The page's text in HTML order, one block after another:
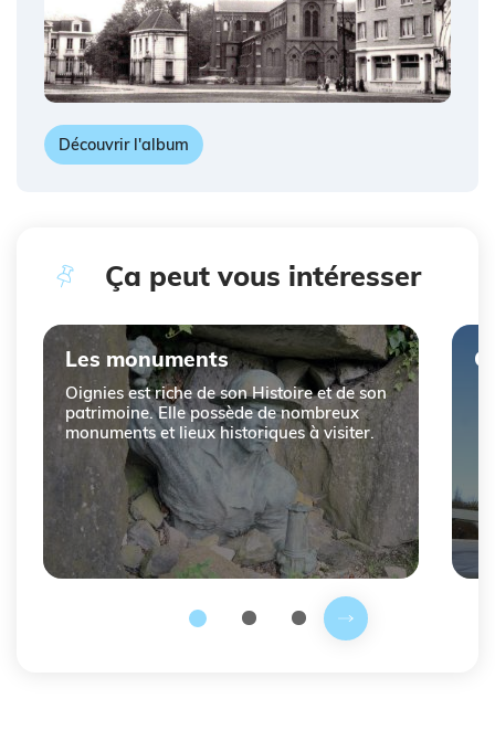
Découvrir l'album
Ça peut vous intéresser
Cliquer pour passer Ça peut vous intéresser
Les monuments
Oignies est riche de son Histoire et de son
patrimoine. Elle possède de nombreux
monuments et lieux historiques à visiter.
Prochaine slide
1 2
3